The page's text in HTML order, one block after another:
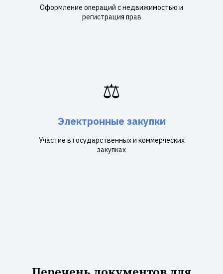
Оформление операций с недвижимостью и
регистрация прав
⚖️
Электронные закупки
Участие в государственных и коммерческих
закупках